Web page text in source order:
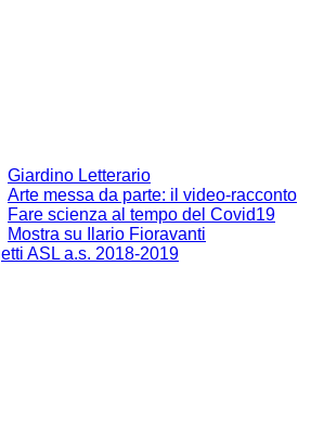
Giardino Letterario
Arte messa da parte: il video-racconto
Fare scienza al tempo del Covid19
Mostra su Ilario Fioravanti
ASL a.s. 2018-2019